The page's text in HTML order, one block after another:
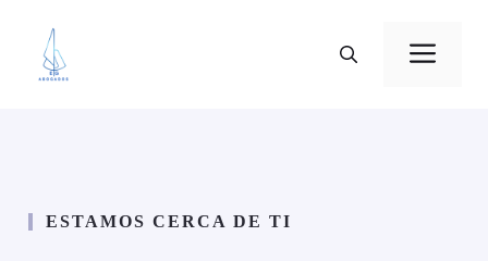
contenido
ESTAMOS CERCA DE TI